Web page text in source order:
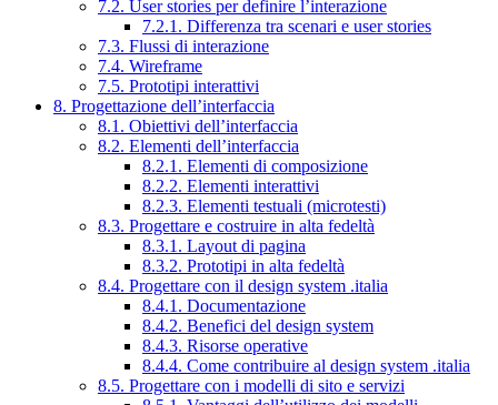
7.2. User stories per definire l’interazione
7.2.1. Differenza tra scenari e user stories
7.3. Flussi di interazione
7.4. Wireframe
7.5. Prototipi interattivi
8. Progettazione dell’interfaccia
8.1. Obiettivi dell’interfaccia
8.2. Elementi dell’interfaccia
8.2.1. Elementi di composizione
8.2.2. Elementi interattivi
8.2.3. Elementi testuali (microtesti)
8.3. Progettare e costruire in alta fedeltà
8.3.1. Layout di pagina
8.3.2. Prototipi in alta fedeltà
8.4. Progettare con il design system .italia
8.4.1. Documentazione
8.4.2. Benefici del design system
8.4.3. Risorse operative
8.4.4. Come contribuire al design system .italia
8.5. Progettare con i modelli di sito e servizi